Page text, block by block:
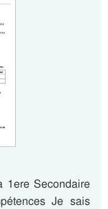
1ere Secondaire
Je sais